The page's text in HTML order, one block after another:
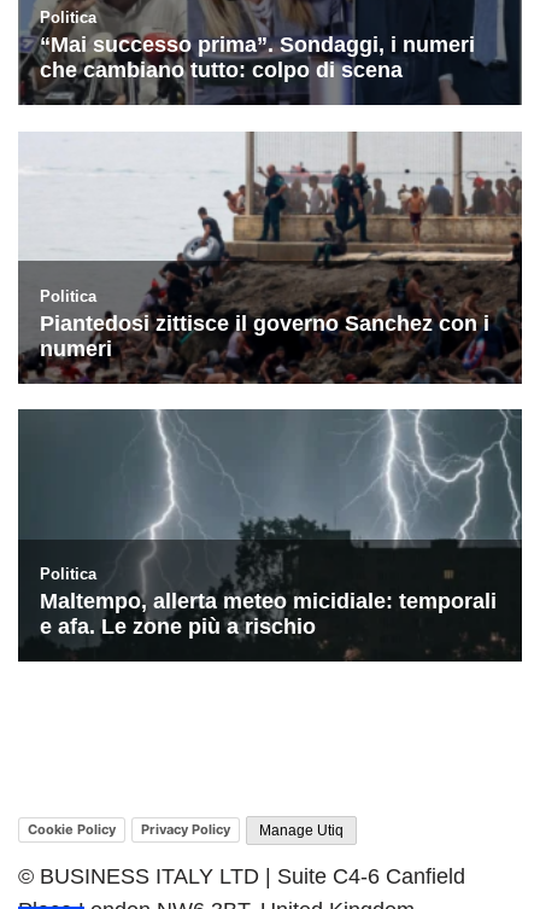
Cookie Policy Privacy Policy Manage Utiq
© BUSINESS ITALY LTD | Suite C4-6 Canfield